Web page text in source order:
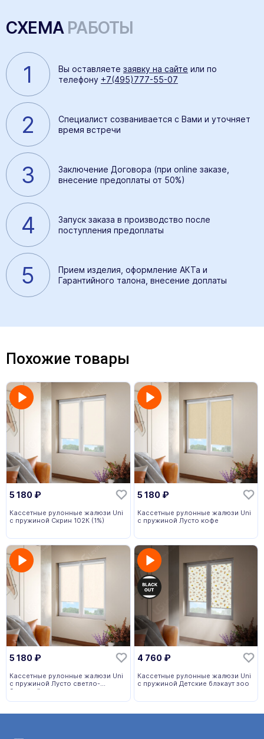
СХЕМАРАБОТЫ
1 Вы оставляете заявку на сайте или по
телефону +7(495)777-55-07
2
Специалист созванивается с Вами и уточняет
время встречи
3
Заключение Договора (при online заказе,
внесение предоплаты от 50%)
4
Запуск заказа в производство после
поступления предоплаты
5
Прием изделия, оформление АКТа и
Гарантийного талона, внесение доплаты
Похожие товары
5 180 ₽
Кассетные рулонные жалюзи Uni
с пружиной Скрин 102К (1%)
5 180 ₽
Кассетные рулонные жалюзи Uni
с пружиной Лусто кофе
5 180 ₽
Кассетные рулонные жалюзи Uni
с пружиной Лусто светло-
бежевый
4 760 ₽
Кассетные рулонные жалюзи Uni
с пружиной Детские блэкаут зоо